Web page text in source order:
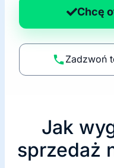
p
li
t
Chcę
Zadzwoń
Jak
sprzedaż